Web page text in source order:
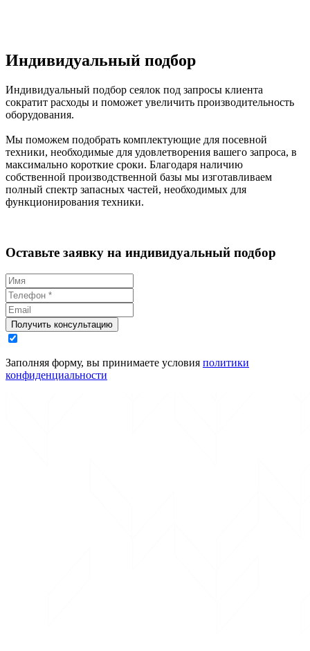
Индивидуальный подбор
Индивидуальный подбор сеялок под запросы клиента
сократит расходы и поможет увеличить производительность
оборудования.
Мы поможем подобрать комплектующие для посевной
техники, необходимые для удовлетворения вашего запроса, в
максимально короткие сроки. Благодаря наличию
собственной производственной базы мы изготавливаем
полный спектр запасных частей, необходимых для
функционирования техники.
Оставьте заявку на индивидуальный подбор
Получить консультацию
Заполняя форму, вы принимаете условия политики
конфиденциальности